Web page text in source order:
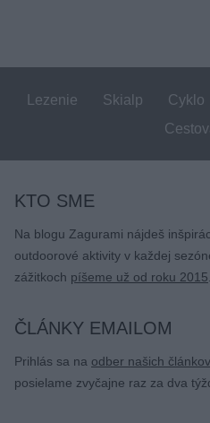
Lezenie Skialp Cyklo
KTO SME
Na blogu Zagurami nájdeš
outdoorové aktivity v každej
zážitkoch píšeme už od roku 2015
ČLÁNKY EMAILOM
Prihlás sa na odber našich
posielame zvyčajne raz za dva